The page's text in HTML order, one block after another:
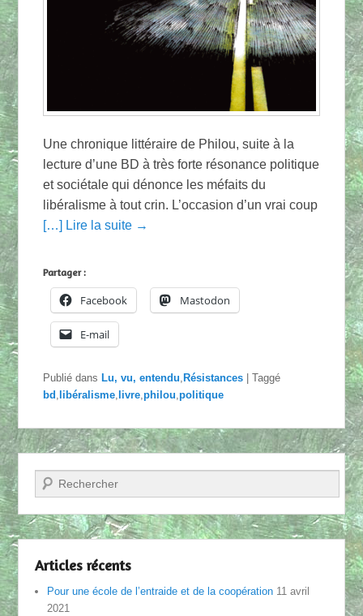
Une chronique littéraire de Philou, suite à la
lecture d’une BD à très forte résonance politique
et sociétale qui dénonce les méfaits du
libéralisme à tout crin. L’occasion d’un vrai coup
[…] Lire la suite →
Partager :
Facebook Mastodon
E-mail
Publié dans Lu, vu, entendu, Résistances |Taggé
bd , libéralisme, livre,philou,politique
Recherche
Articles récents
Pour une école de l’entraide et de la coopération 11 avril
2021